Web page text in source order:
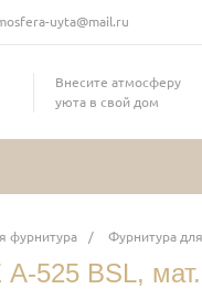
uyta@mail.ru
Внесите атмосферу
уюта в свой дом
фурнитура / Фурнитура
А-525 BSL,